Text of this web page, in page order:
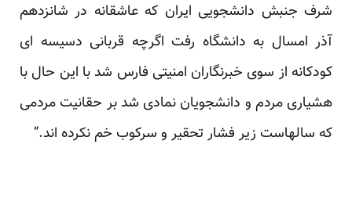
شرف جنبش دانشجویی ایران که عاشقانه در شانزدهم
آذر امسال به دانشگاه رفت اگرچه قربانی دسیسه ای
کودکانه از سوی خبرنگاران امنیتی فارس شد با این حال با
هشیاری مردم و دانشجویان نمادی شد بر حقانیت مردمی
که سالهاست زیر فشار تحقیر و سرکوب خم نکرده اند.”